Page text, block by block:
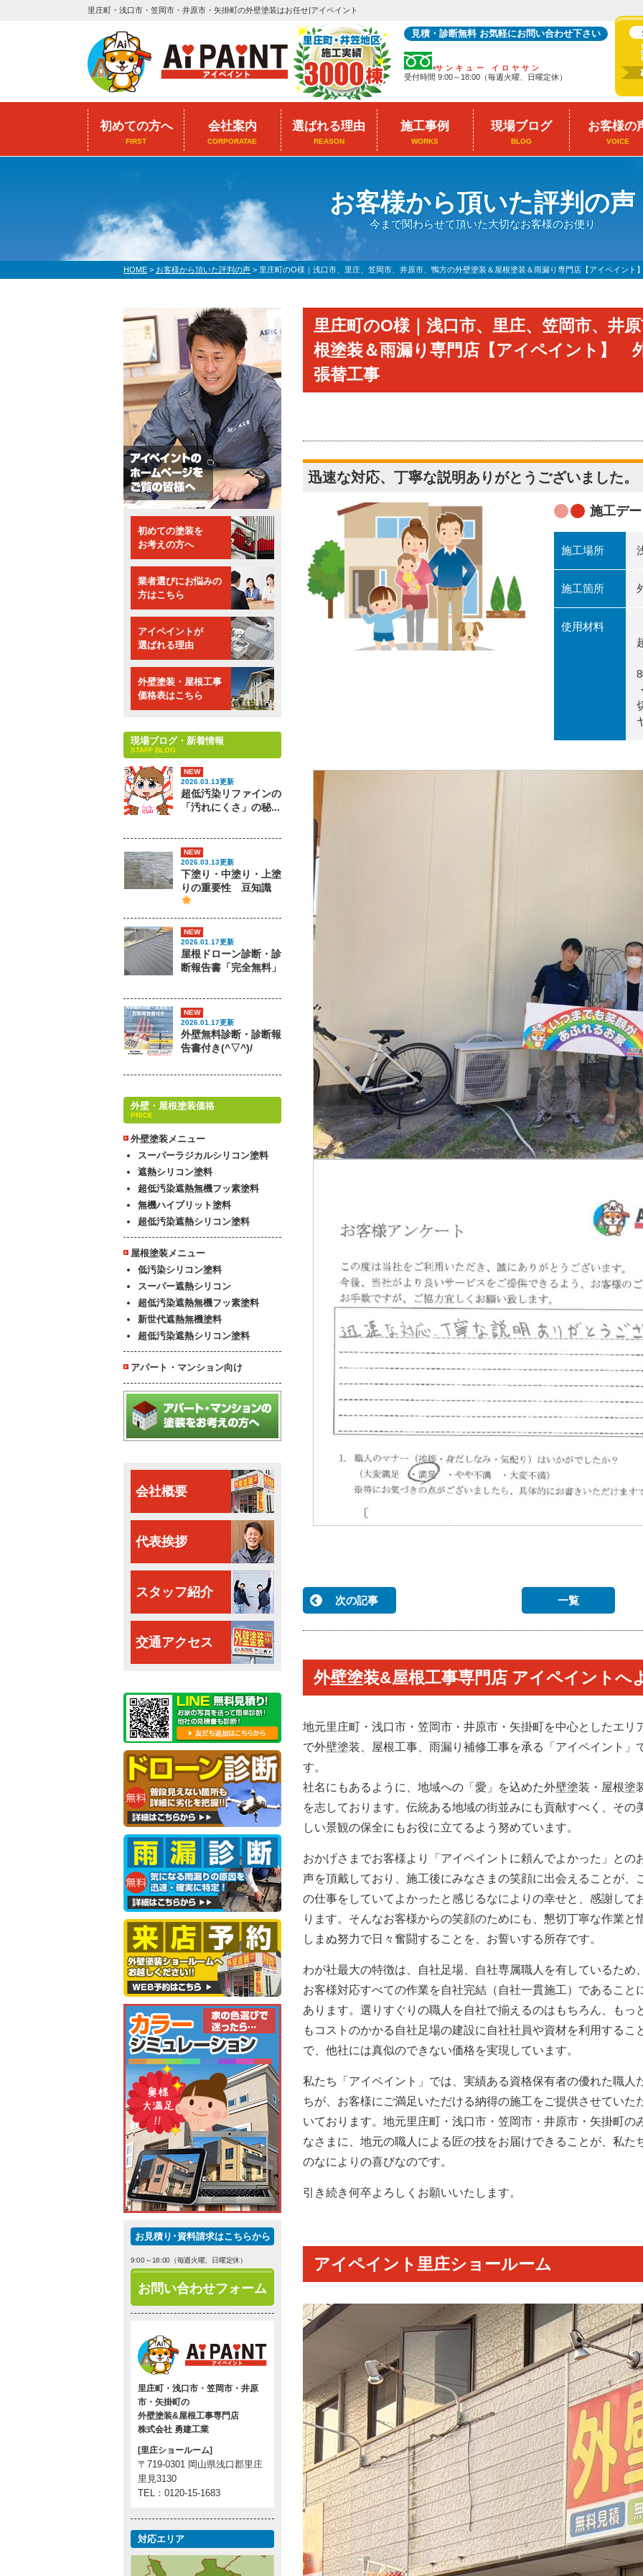
里庄町・浅口市・笠岡市・井原市・矢掛町の外壁塗装はお任せ|アイペイント
見積・診断無料 お気軽にお問い合わせ下さい
サンキュー イロヤサン
受付時間 9:00～18:00（毎週火曜、日曜定休）
初めての方へ
FIRST
会社案内
CORPORATAE
選ばれる理由
REASON
施工事例
WORKS
現場ブログ
BLOG
お客様の
VOICE
お客様から頂いた評判の声
今まで関わらせて頂いた大切なお客様のお便り
HOME > お客様から頂いた評判の声 > 里庄町のO様｜浅口市、里庄、笠岡市、井原市、鴨方の外壁塗装＆屋根塗装＆雨漏り専門店【アイペイント
里庄町のO様｜浅口市、里庄、笠岡市、井
根塗装＆雨漏り専門店【アイペイント】
張替工事
迅速な対応、丁寧な説明ありがとうございました。
施工デ
施工場所
施工箇所
使用材料
次の記事 一覧
外壁塗装&屋根工事専門店 アイペイントへ
地元里庄町・浅口市・笠岡市・井原市・矢掛町を中心としたエリ
で外壁塗装、屋根工事、雨漏り補修工事を承る「アイペイント」
す。
社名にもあるように、地域への「愛」を込めた外壁塗装・屋根塗
を志しております。伝統ある地域の街並みにも貢献すべく、その
しい景観の保全にもお役に立てるよう努めています。
おかげさまでお客様より「アイペイントに頼んでよかった」との
声を頂戴しており、施工後にみなさまの笑顔に出会えることが、
の仕事をしていてよかったと感じるなによりの幸せと、感謝して
ります。そんなお客様からの笑顔のためにも、懇切丁寧な作業と
しまぬ努力で日々奮闘することを、お誓いする所存です。
わが社最大の特徴は、自社足場、自社専属職人を有しているため
お客様対応すべての作業を自社完結（自社一貫施工）であること
あります。選りすぐりの職人を自社で揃えるのはもちろん、もっ
もコストのかかる自社足場の建設に自社社員や資材を利用するこ
で、他社には真似のできない価格を実現しています。
私たち「アイペイント」では、実績ある資格保有者の優れた職人
ちが、お客様にご満足いただける納得の施工をご提供させていた
いております。地元里庄町・浅口市・笠岡市・井原市・矢掛町の
なさまに、地元の職人による匠の技をお届けできることが、私た
のなによりの喜びなのです。
引き続き何卒よろしくお願いいたします。
アイペイント里庄ショールーム
初めての塗装を
お考えの方へ
業者選びにお悩みの
方はこちら
アイペイントが
選ばれる理由
外壁塗装・屋根工事
価格表はこちら
現場ブログ・新着情報
STAFF BLOG
NEW
2026.03.13更新
超低汚染リファインの
「汚れにくさ」の秘...
NEW
2026.03.13更新
下塗り・中塗り・上塗
りの重要性 豆知識
NEW
2026.01.17更新
屋根ドローン診断・診
断報告書「完全無料」
NEW
2026.01.17更新
外壁無料診断・診断報
告書付き(^▽^)/
外壁・屋根塗装価格
PRICE
外壁塗装メニュー
スーパーラジカルシリコン塗料
遮熱シリコン塗料
超低汚染遮熱無機フッ素塗料
無機ハイブリット塗料
超低汚染遮熱シリコン塗料
屋根塗装メニュー
低汚染シリコン塗料
スーパー遮熱シリコン
超低汚染遮熱無機フッ素塗料
新世代遮熱無機塗料
超低汚染遮熱シリコン塗料
アパート・マンション向け
会社概要
代表挨拶
スタッフ紹介
交通アクセス
お見積り･資料請求はこちらから
9:00～18:00（毎週火曜、日曜定休）
お問い合わせフォーム
里庄町・浅口市・笠岡市・井原
市・矢掛町の
外壁塗装&屋根工事専門店
株式会社 勇建工業
[里庄ショールーム]
〒719-0301 岡山県浅口郡里庄
里見3130
TEL：0120-15-1683
対応エリア